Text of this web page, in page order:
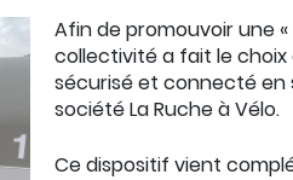
Afin de promouvoir une
collectivité a fait le
sécurisé et connecté en
société La Ruche à Vélo.
Ce dispositif vient